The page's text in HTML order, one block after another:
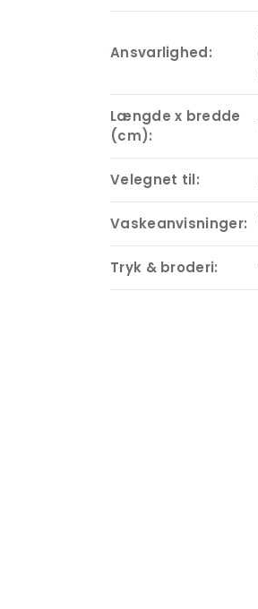
Ansvarlighed:
Længde x bredde
(cm):
Velegnet til:
Vaskeanvisninger:
Tryk & broderi: